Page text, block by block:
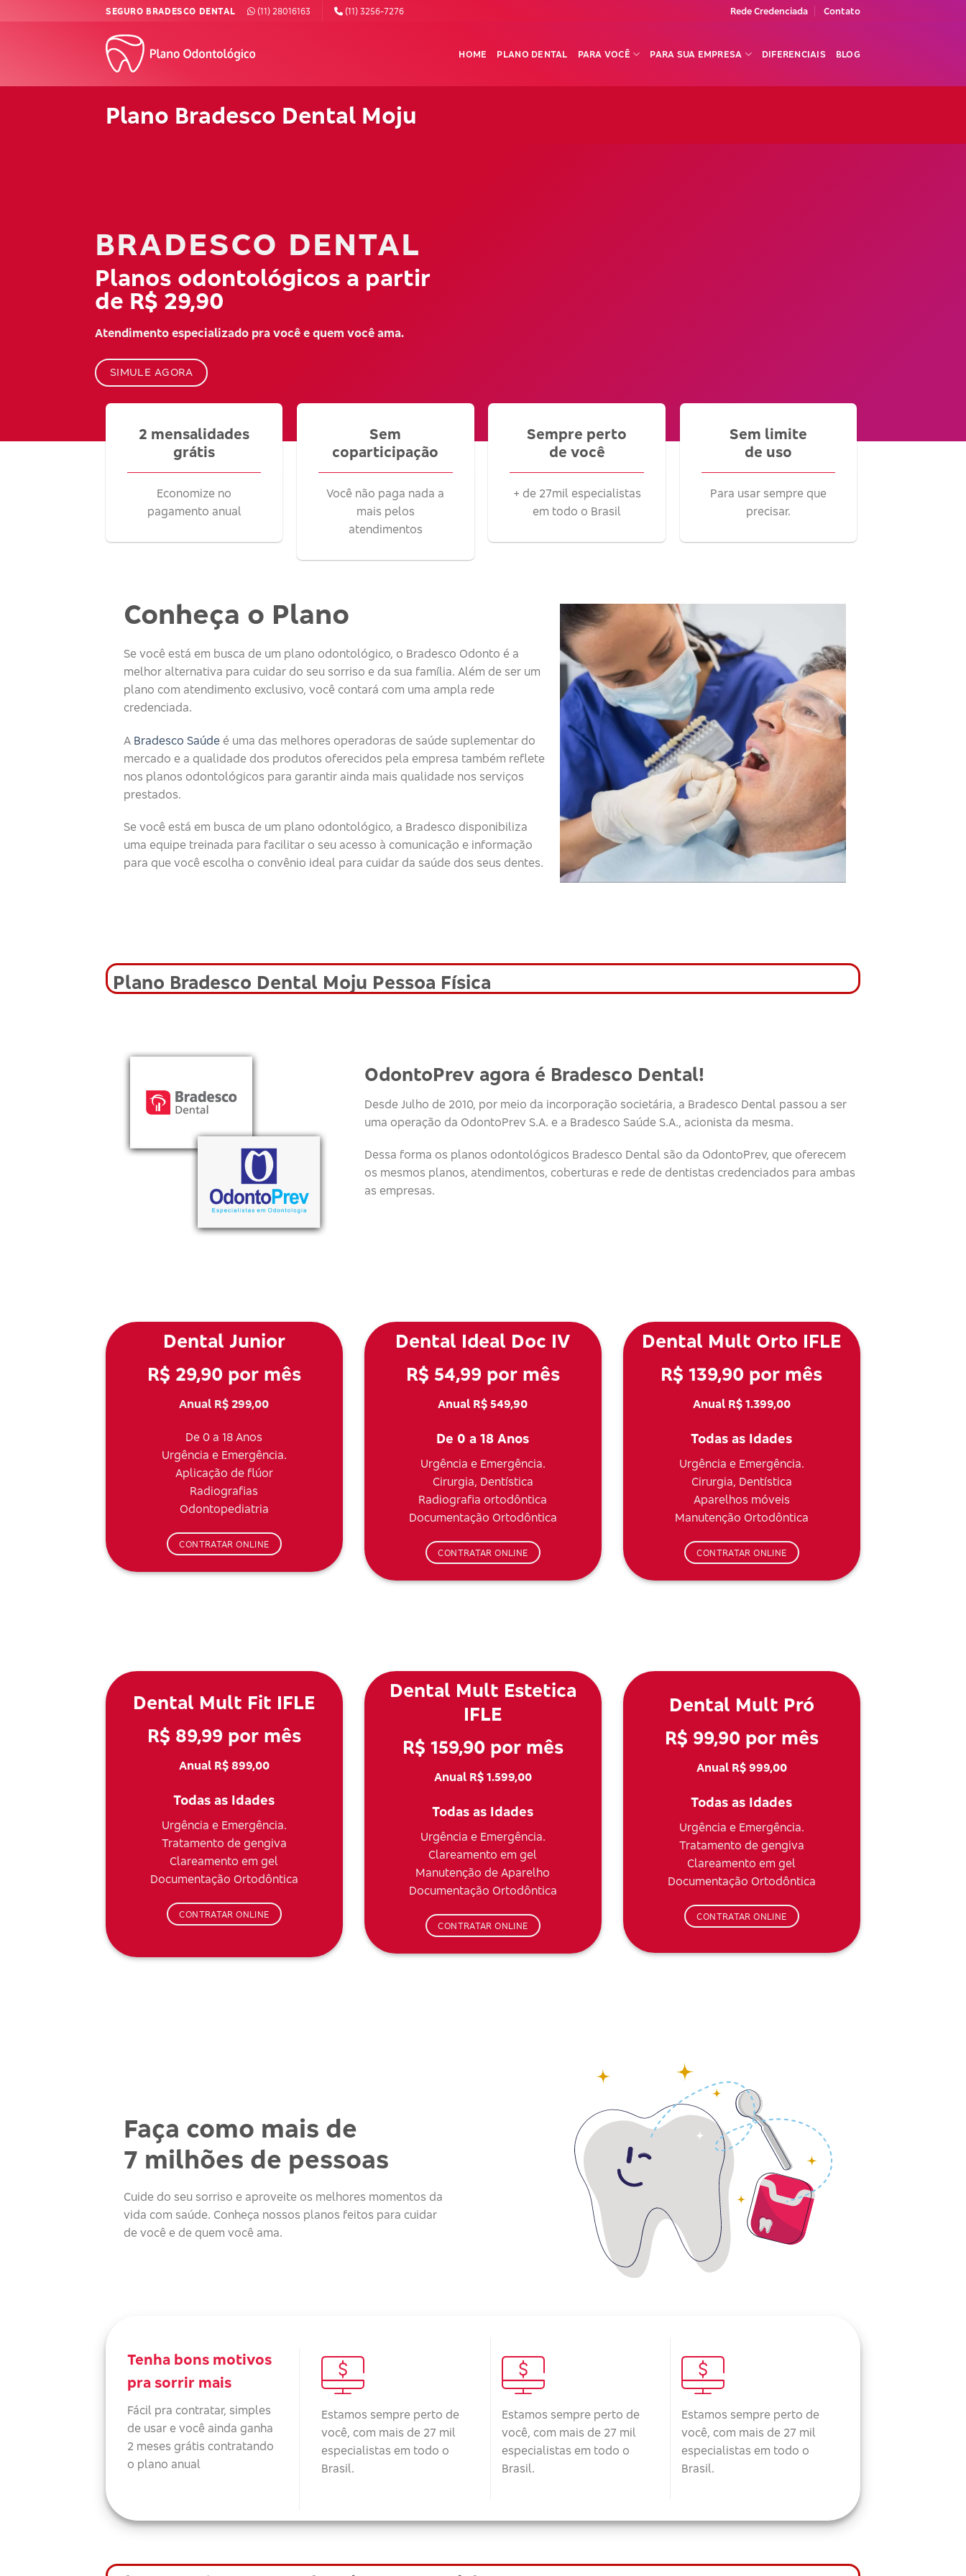
SEGURO BRADESCO DENTAL (11) 28016163 (11) 3256-7276 Rede Credenciada Contato
HOME PLANO DENTAL PARA VOCÊ PARA SUA EMPRESA DIFERENCIAIS BLOG
Plano Bradesco Dental Moju
BRADESCO DENTAL
Planos odontológicos a partir
de R$ 29,90
Atendimento especializado pra você e quem você ama.
SIMULE AGORA
2 mensalidades
grátis
Economize no
pagamento anual
Sem
coparticipação
Você não paga nada a
mais pelos
atendimentos
Sempre perto
de você
+ de 27mil especialistas
em todo o Brasil
Sem limite
de uso
Para usar sempre que
precisar.
Conheça o Plano
Se você está em busca de um plano odontológico, o Bradesco Odonto é a
melhor alternativa para cuidar do seu sorriso e da sua família. Além de ser um
plano com atendimento exclusivo, você contará com uma ampla rede
credenciada.
A Bradesco Saúde é uma das melhores operadoras de saúde suplementar do
mercado e a qualidade dos produtos oferecidos pela empresa também reflete
nos planos odontológicos para garantir ainda mais qualidade nos serviços
prestados.
Se você está em busca de um plano odontológico, a Bradesco disponibiliza
uma equipe treinada para facilitar o seu acesso à comunicação e informação
para que você escolha o convênio ideal para cuidar da saúde dos seus dentes.
Plano Bradesco Dental Moju Pessoa Física
OdontoPrev agora é Bradesco Dental!
Desde Julho de 2010, por meio da incorporação societária, a Bradesco Dental passou a ser
uma operação da OdontoPrev S.A. e a Bradesco Saúde S.A., acionista da mesma.
Dessa forma os planos odontológicos Bradesco Dental são da OdontoPrev, que oferecem
os mesmos planos, atendimentos, coberturas e rede de dentistas credenciados para ambas
as empresas.
Dental Junior
R$ 29,90 por mês
Anual R$ 299,00
De 0 a 18 Anos
Urgência e Emergência.
Aplicação de flúor
Radiografias
Odontopediatria
CONTRATAR ONLINE
Dental Ideal Doc IV
R$ 54,99 por mês
Anual R$ 549,90
De 0 a 18 Anos
Urgência e Emergência.
Cirurgia, Dentística
Radiografia ortodôntica
Documentação Ortodôntica
CONTRATAR ONLINE
Dental Mult Orto IFLE
R$ 139,90 por mês
Anual R$ 1.399,00
Todas as Idades
Urgência e Emergência.
Cirurgia, Dentística
Aparelhos móveis
Manutenção Ortodôntica
CONTRATAR ONLINE
Dental Mult Fit IFLE
R$ 89,99 por mês
Anual R$ 899,00
Todas as Idades
Urgência e Emergência.
Tratamento de gengiva
Clareamento em gel
Documentação Ortodôntica
CONTRATAR ONLINE
Dental Mult Estetica
IFLE
R$ 159,90 por mês
Anual R$ 1.599,00
Todas as Idades
Urgência e Emergência.
Clareamento em gel
Manutenção de Aparelho
Documentação Ortodôntica
CONTRATAR ONLINE
Dental Mult Pró
R$ 99,90 por mês
Anual R$ 999,00
Todas as Idades
Urgência e Emergência.
Tratamento de gengiva
Clareamento em gel
Documentação Ortodôntica
CONTRATAR ONLINE
Faça como mais de
7 milhões de pessoas
Cuide do seu sorriso e aproveite os melhores momentos da
vida com saúde. Conheça nossos planos feitos para cuidar
de você e de quem você ama.
Tenha bons motivos
pra sorrir mais
Fácil pra contratar, simples
de usar e você ainda ganha
2 meses grátis contratando
o plano anual
Estamos sempre perto de
você, com mais de 27 mil
especialistas em todo o
Brasil.
Estamos sempre perto de
você, com mais de 27 mil
especialistas em todo o
Brasil.
Estamos sempre perto de
você, com mais de 27 mil
especialistas em todo o
Brasil.